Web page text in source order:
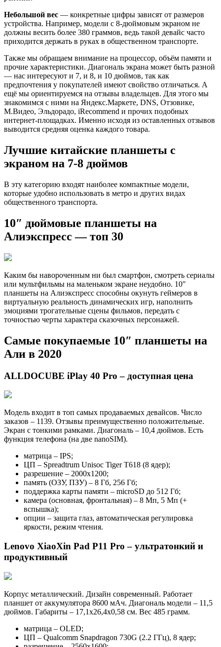
Небольшой вес — конкретные цифры зависят от размеров
устройства. Например, модели с 8-дюймовым экраном не
должны весить более 380 граммов, ведь такой девайс часто
приходится держать в руках в общественном транспорте.
Также мы обращаем внимание на процессор, объём памяти и
прочие характеристики. Диагональ экрана может быть разной
— нас интересуют и 7, и 8, и 10 дюймов, так как
предпочтения у покупателей имеют свойство отличаться. А
ещё мы ориентируемся на отзывы владельцев. Для этого мы
знакомимся с ними на Яндекс.Маркете, DNS, Отзовике,
М.Видео, Эльдорадо, iRecommend и прочих подобных
интернет-площадках. Именно исходя из оставленных отзывов
выводится средняя оценка каждого товара.
Лучшие китайские планшеты с
экраном на 7-8 дюймов
В эту категорию входят наиболее компактные модели,
которые удобно использовать в метро и других видах
общественного транспорта.
10″ дюймовые планшеты на
Алиэкспресс — топ 30
Каким бы навороченным ни был смартфон, смотреть сериалы
или мультфильмы на маленьком экране неудобно. 10″
планшеты на Алиэкспресс способны окунуть геймеров в
виртуальную реальность динамических игр, наполнить
эмоциями трогательные сцены фильмов, передать с
точностью черты характера сказочных персонажей.
Самые покупаемые 10″ планшеты на
Али в 2020
ALLDOCUBE iPlay 40 Pro – доступная цена
Модель входит в топ самых продаваемых девайсов. Число
заказов – 1139. Отзывы преимущественно положительные.
Экран с тонкими рамками. Диагональ – 10,4 дюймов. Есть
функция телефона (на две nanoSIM).
матрица – IPS;
ЦП – Spreadtrum Unisoc Tiger T618 (8 ядер);
разрешение – 2000х1200;
память (ОЗУ, ПЗУ) – 8 Гб, 256 Гб;
поддержка карты памяти – microSD до 512 Гб;
камера (основная, фронтальная) – 8 Мп, 5 Мп (+
вспышка);
опции – защита глаз, автоматическая регулировка
яркости, режим чтения.
Lenovo XiaoXin Pad P11 Pro – ультратонкий и
продуктивный
Корпус металлический. Дизайн современный. Работает
планшет от аккумулятора 8600 мАч. Диагональ модели – 11,5
дюймов. Габариты – 17,1х26,4х0,58 см. Вес 485 грамм.
матрица – OLED;
ЦП – Qualcomm Snapdragon 730G (2.2 ГГц), 8 ядер;